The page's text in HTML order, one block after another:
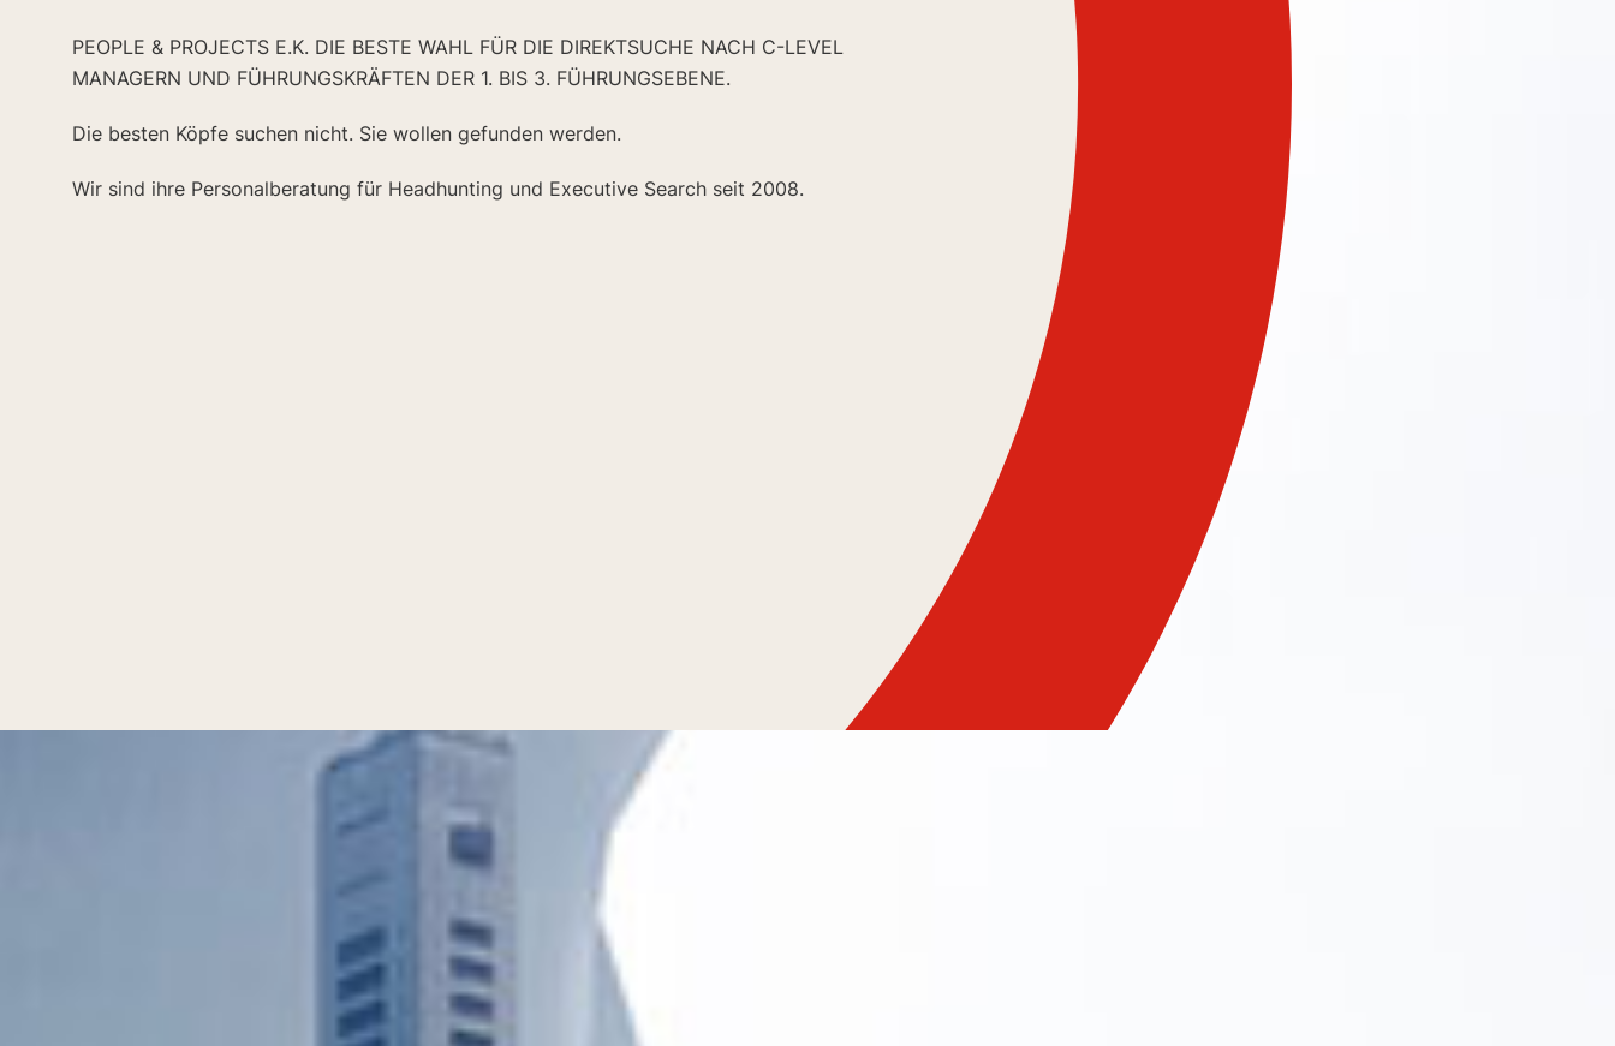
PEOPLE & PROJECTS E.K. DIE BESTE WAHL FÜR DIE DIREKTSUCHE NACH C-LEVEL
MANAGERN UND FÜHRUNGSKRÄFTEN DER 1. BIS 3. FÜHRUNGSEBENE.
Die besten Köpfe suchen nicht. Sie wollen gefunden werden.
Wir sind ihre Personalberatung für Headhunting und Executive Search seit 2008.